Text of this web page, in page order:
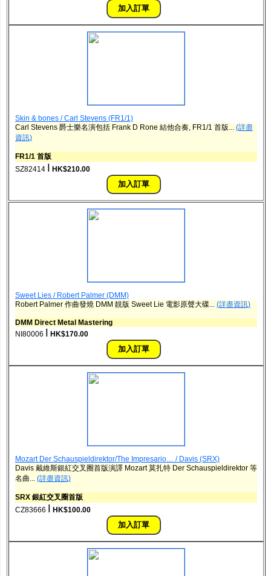
Skin & bones / Carl Stevens (FR1/1)
Carl Stevens 爵士樂名演包括 Frank D Rone 結他合奏, FR1/1 首版... (詳盡
資訊)
FR1/1 首版
SZ82414
HK$210.00
Sweet Lies / Robert Palmer (DMM)
Robert Palmer 作曲發燒 DMM 靚版 Sweet Lie 電影原聲大碟... (詳盡資訊)
DMM Direct Metal Mastering
NI80006
HK$170.00
Mozart Der Schauspieldirektor/The Impresario… / Davis (SRX)
Davis 戴維斯銀紅交叉圈首版演譯 Mozart 莫扎特 Der Schauspieldirektor 等
名曲... (詳盡資訊)
SRX 銀紅交叉圈首版
CZ83666
HK$100.00